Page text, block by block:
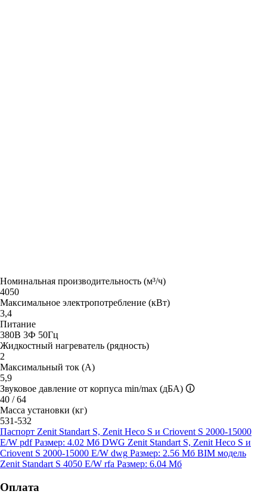
Номинальная производительность (м³/ч)
4050
Максимальное электропотребление (кВт)
3,4
Питание
380В 3Ф 50Гц
Жидкостный нагреватель (рядность)
2
Максимальный ток (А)
5,9
Звуковое давление от корпуса min/max (дБА) 🛈
40 / 64
Масса установки (кг)
531-532
Паспорт Zenit Standart S, Zenit Heco S и Criovent S 2000-15000
E/W pdf Размер: 4.02 Мб DWG Zenit Standart S, Zenit Heco S и
Criovent S 2000-15000 E/W dwg Размер: 2.56 Мб BIM модель
Zenit Standart S 4050 E/W rfa Размер: 6.04 Мб
Оплата